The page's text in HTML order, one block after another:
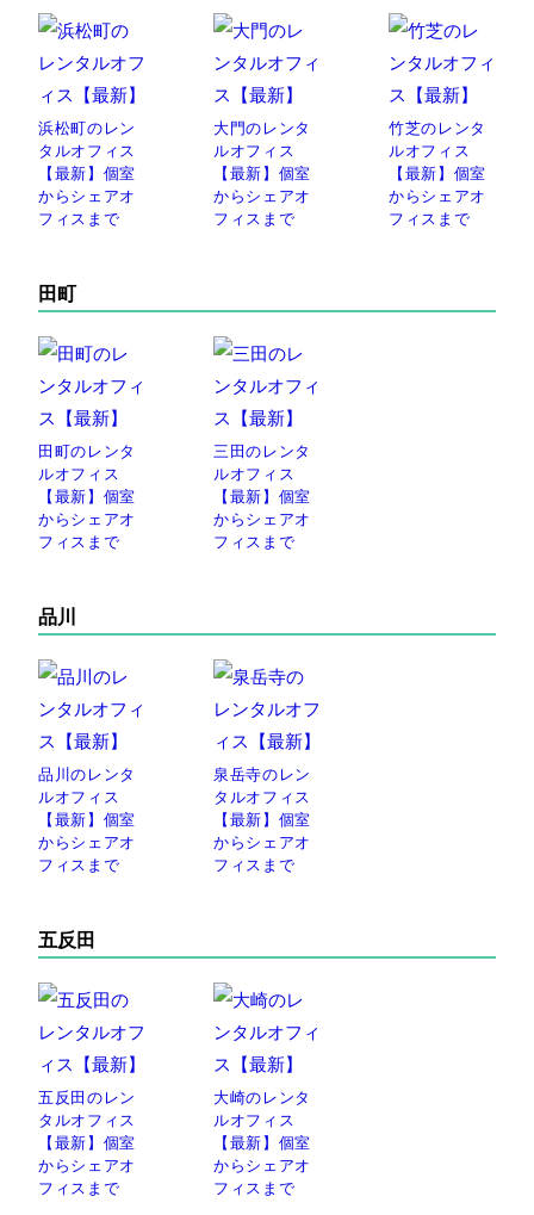
浜松町のレン
タルオフィス
【最新】個室
からシェアオ
フィスまで
大門のレンタ
ルオフィス
【最新】個室
からシェアオ
フィスまで
竹芝のレンタ
ルオフィス
【最新】個室
からシェアオ
フィスまで
田町
田町のレンタ
ルオフィス
【最新】個室
からシェアオ
フィスまで
三田のレンタ
ルオフィス
【最新】個室
からシェアオ
フィスまで
品川
品川のレンタ
ルオフィス
【最新】個室
からシェアオ
フィスまで
泉岳寺のレン
タルオフィス
【最新】個室
からシェアオ
フィスまで
五反田
五反田のレン
タルオフィス
【最新】個室
からシェアオ
フィスまで
大崎のレンタ
ルオフィス
【最新】個室
からシェアオ
フィスまで